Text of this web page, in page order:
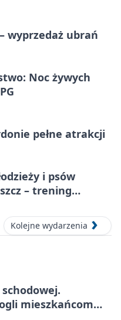
wyprzedaż ubrań
Noc żywych
pełne atrakcji
i psów
– trening
Kolejne wydarzenia
mieszkańcom